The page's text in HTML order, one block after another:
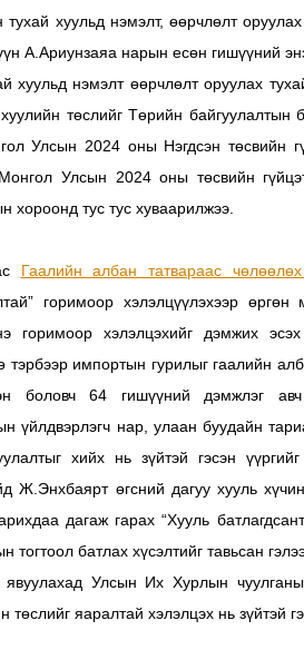
тухай хуульд нэмэлт, өөрчлөлт
А.Ариунзаяа нарын есөн гишүүний
хуульд нэмэлт өөрчлөлт оруулах
төслийг Төрийн
Улсын 2024 оны Нэгдсэн төсвийн
Улсын 2024 оны төсвийн
хороонд тус тус хуваарилжээ.
Гаалийн албан татвараас
горимоор хэлэлцүүлэхээр
горимоор хэлэлцэхийг дэмжих
тэрбээр импортын гурилыг гаалийн
боловч 64 гишүүний дэмжлэг
үйлдвэрлэгч нар, улаан буудайн
хийх нь зүйтэй гэсэн
Ж.Энхбаярт өгсний дагуу хууль
дагаж гарах “Хууль
батлах хүсэлтийг тавьсан
Улсын Их Хурлын
төслийг яаралтай хэлэлцэх нь зүйтэй